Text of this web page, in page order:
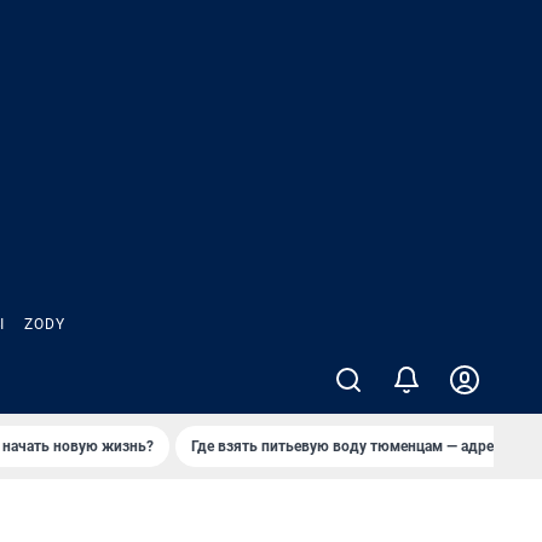
ZODY
начать новую жизнь? Где взять питьевую воду тюменцам — адреса